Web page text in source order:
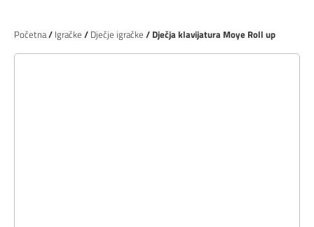
Početna/ Igračke / Dječje igračke / Dječja klavijatura Moye Roll up